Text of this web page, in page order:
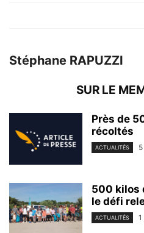
Stéphane RAPUZZI
SUR LE
Près de
récoltés
ACTUALITÉS
500 kilos
le défi
ACTUALITÉS